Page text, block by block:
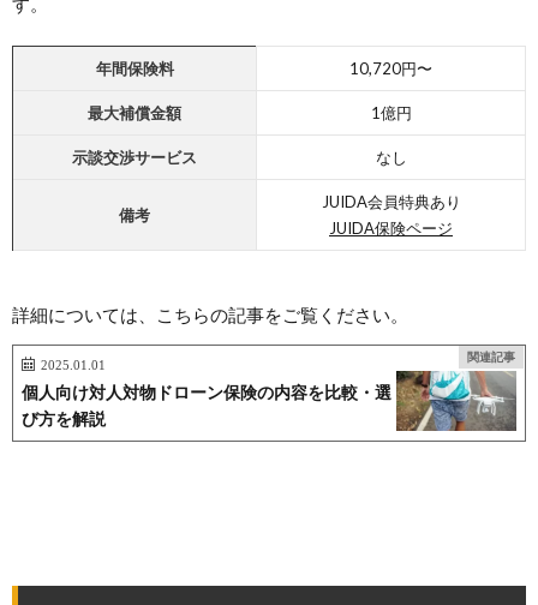
す。
年間保険料 10,720円〜
最大補償金額 1億円
示談交渉サービス なし
備考
JUIDA会員特典あり
JUIDA保険ページ
詳細については、こちらの記事をご覧ください。
関連記事
2025.01.01
個人向け対人対物ドローン保険の内容を比較・選
び方を解説